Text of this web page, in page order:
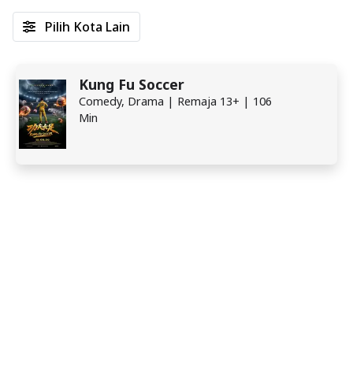
Kung Fu Soccer
Comedy, Drama | Remaja 13+ | 106
Min
Pilih Kota Lain